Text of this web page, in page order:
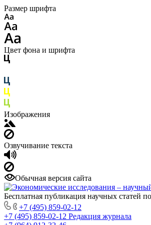
Размер шрифта
Цвет фона и шрифта
Изображения
Озвучивание текста
Обычная версия сайта
Бесплатная публикация научных статей
+7 (495) 859-02-12
+7 (495) 859-02-12 Редакция журнала